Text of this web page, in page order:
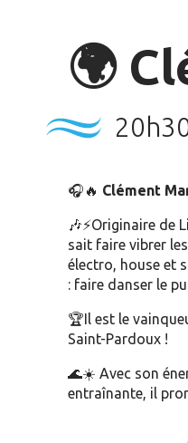
🌍
🎧🔥 Clément
🎶⚡Originaire de
sait faire vibrer
électro, house et
: faire danser le
🏆Il est le
Saint-Pardoux !
🌊☀️ Avec son
entraînante, il